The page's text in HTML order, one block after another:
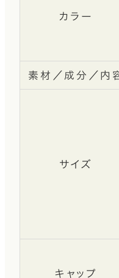
カラー
素材／成分／内
サイズ
キャップ